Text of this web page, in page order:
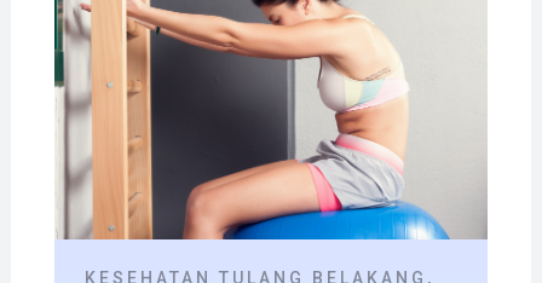
KESEHATAN TULANG BELAKANG ,